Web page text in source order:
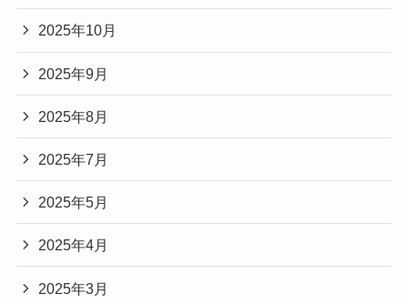
2025年10月
2025年9月
2025年8月
2025年7月
2025年5月
2025年4月
2025年3月